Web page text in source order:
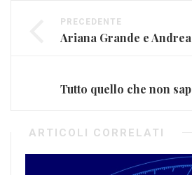
PRECEDENTE
ARTICOLI CORRELATI